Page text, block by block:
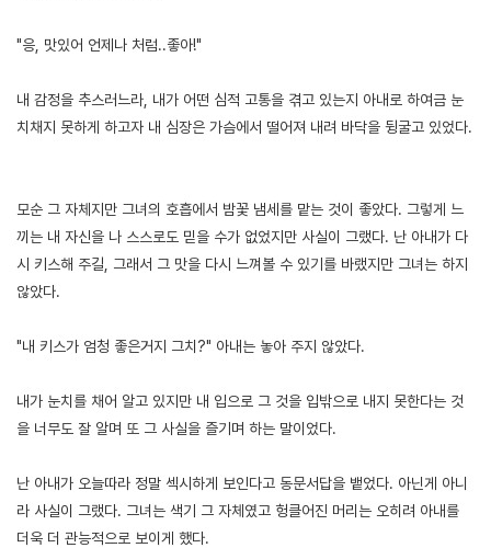
"응, 맛있어 언제나 처럼..좋아!"
내 감정을 추스러느라, 내가 어떤 심적 고통을 겪고 있는지 아내로 하여금 눈
치채지 못하게 하고자 내 심장은 가슴에서 떨어져 내려 바닥을 뒹굴고 있었다.
모순 그 자체지만 그녀의 호흡에서 밤꽃 냄세를 맡는 것이 좋았다. 그렇게 느
끼는 내 자신을 나 스스로도 믿을 수가 없었지만 사실이 그랬다. 난 아내가 다
시 키스해 주길, 그래서 그 맛을 다시 느껴볼 수 있기를 바랬지만 그녀는 하지
않았다.
"내 키스가 엄청 좋은거지 그치?" 아내는 놓아 주지 않았다.
내가 눈치를 채어 알고 있지만 내 입으로 그 것을 입밖으로 내지 못한다는 것
을 너무도 잘 알며 또 그 사실을 즐기며 하는 말이었다.
난 아내가 오늘따라 정말 섹시하게 보인다고 동문서답을 뱉었다. 아닌게 아니
라 사실이 그랬다. 그녀는 색기 그 자체였고 헝클어진 머리는 오히려 아내를
더욱 더 관능적으로 보이게 했다.